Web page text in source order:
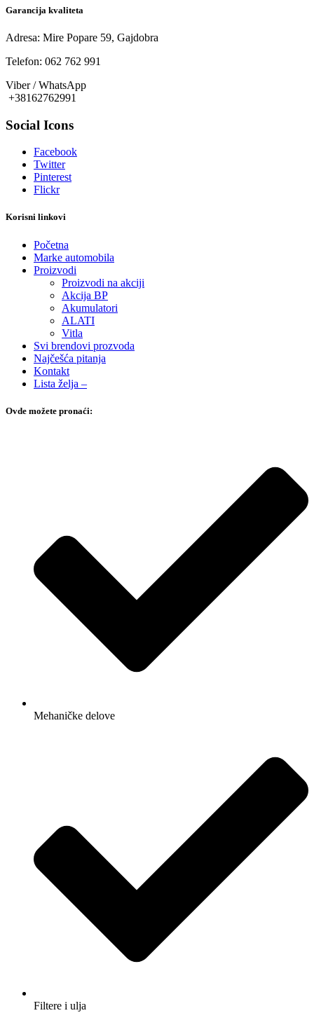
Garancija kvaliteta
Adresa: Mire Popare 59, Gajdobra
Telefon: 062 762 991
Viber / WhatsApp
+38162762991
Social Icons
Facebook
Twitter
Pinterest
Flickr
Korisni linkovi
Početna
Marke automobila
Proizvodi
Proizvodi na akciji
Akcija BP
Akumulatori
ALATI
Vitla
Svi brendovi prozvoda
Najčešća pitanja
Kontakt
Lista želja –
Ovde možete pronaći:
Mehaničke delove
Filtere i ulja